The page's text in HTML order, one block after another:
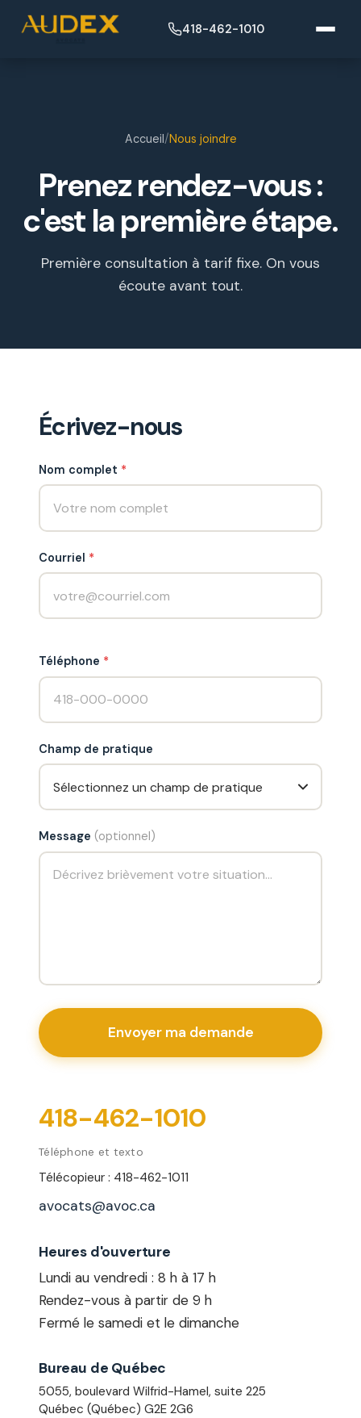
418-462-1010
Accueil/Nous joindre
Prenez rendez-vous :
c'est la première étape.
Première consultation à tarif fixe. On vous
écoute avant tout.
Écrivez-nous
Nom complet *
Courriel *
Téléphone *
Champ de pratique
Message (optionnel)
Envoyer ma demande
418-462-1010
Téléphone et texto
Télécopieur : 418-462-1011
avocats@avoc.ca
Heures d'ouverture
Lundi au vendredi : 8 h à 17 h
Rendez-vous à partir de 9 h
Fermé le samedi et le dimanche
Bureau de Québec
5055, boulevard Wilfrid-Hamel, suite 225
Québec (Québec) G2E 2G6